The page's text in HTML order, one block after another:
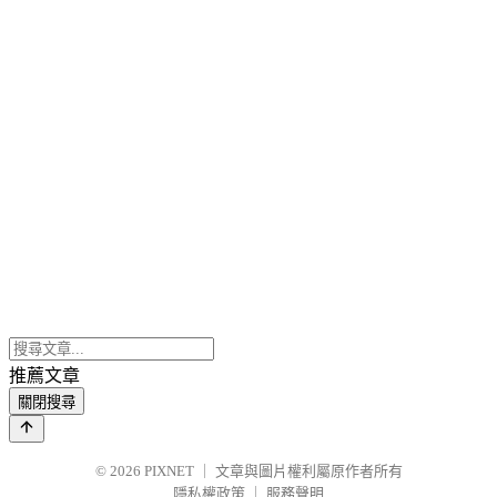
推薦文章
關閉搜尋
© 2026 PIXNET
文章與圖片權利屬原作者所有
隱私權政策
服務聲明